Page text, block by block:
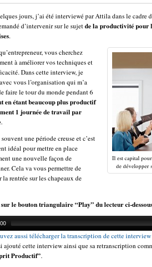
jours, j’ai été interviewé par Attila dans le cadre
d’intervenir sur le sujetde la productivité pour
.
Il est capital
de développer
vous cherchez
à améliorer vos techniques et
Dans cette interview, je
vous l’organisation qui m’a
faire le tour du monde pendant 6
en étant beaucoup plus productif
1 journée de travail par
.
souvent une période creuse et c’est
idéal pour mettre en place
une nouvelle façon de
Cela va vous permettre de
la rentrée sur les chapeaux de
le bouton triangulaire “Play” du lecteur ci-
aussi télécharger la transcription de cette
ajouté cette interview ainsi que sa retranscription
Productif”.